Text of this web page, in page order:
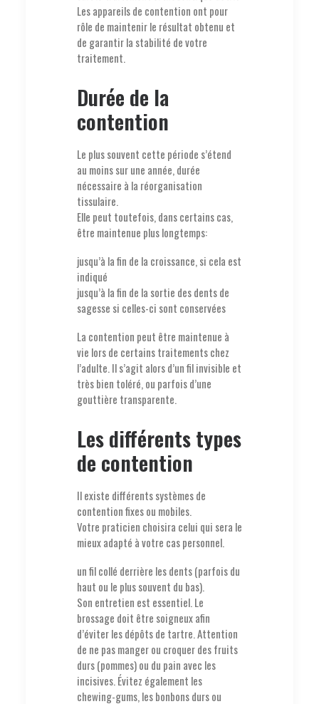
Les appareils de contention ont pour
rôle de maintenir le résultat obtenu et
de garantir la stabilité de votre
traitement.
Durée de la
contention
Le plus souvent cette période s’étend
au moins sur une année, durée
nécessaire à la réorganisation
tissulaire.
Elle peut toutefois, dans certains cas,
être maintenue plus longtemps:
jusqu’à la fin de la croissance, si cela est
indiqué
jusqu’à la fin de la sortie des dents de
sagesse si celles-ci sont conservées
La contention peut être maintenue à
vie lors de certains traitements chez
l’adulte. Il s’agit alors d’un fil invisible et
très bien toléré, ou parfois d’une
gouttière transparente.
Les différents types
de contention
Il existe différents systèmes de
contention fixes ou mobiles.
Votre praticien choisira celui qui sera le
mieux adapté à votre cas personnel.
un fil collé derrière les dents (parfois du
haut ou le plus souvent du bas).
Son entretien est essentiel. Le
brossage doit être soigneux afin
d’éviter les dépôts de tartre. Attention
de ne pas manger ou croquer des fruits
durs (pommes) ou du pain avec les
incisives. Évitez également les
chewing-gums, les bonbons durs ou